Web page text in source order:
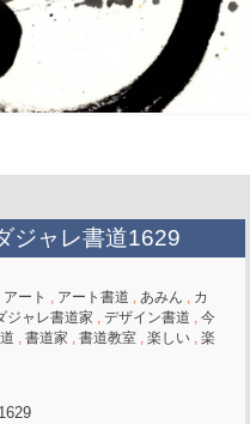
ジャレ書道1629
アート , アート書道 ,あみん , カ
ジャレ書道家 ,デザイン書道 ,今
,書道家 ,書道教室 ,楽しい ,楽